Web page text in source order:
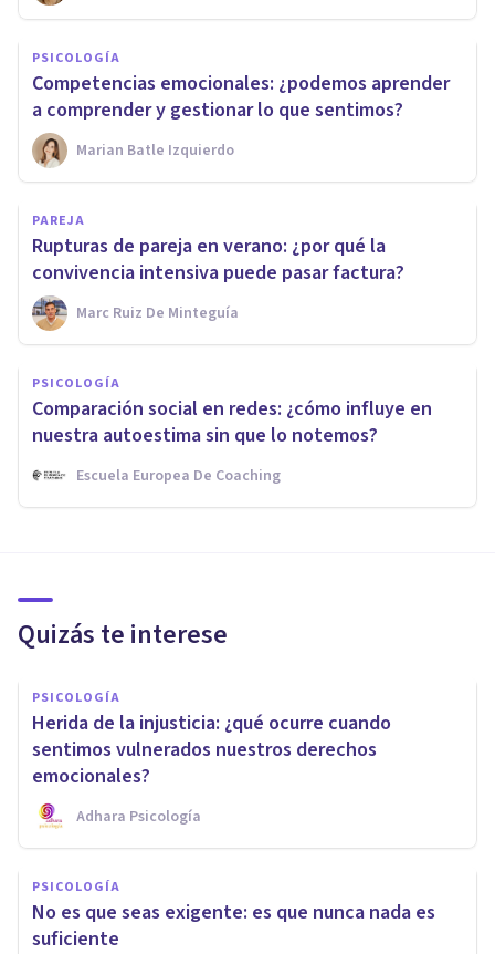
PSICOLOGÍA
Competencias emocionales: ¿podemos aprender
a comprender y gestionar lo que sentimos?
Marian Batle Izquierdo
PAREJA
Rupturas de pareja en verano: ¿por qué la
convivencia intensiva puede pasar factura?
Marc Ruiz De Minteguía
PSICOLOGÍA
Comparación social en redes: ¿cómo influye en
nuestra autoestima sin que lo notemos?
Escuela Europea De Coaching
Quizás te interese
PSICOLOGÍA
Herida de la injusticia: ¿qué ocurre cuando
sentimos vulnerados nuestros derechos
emocionales?
Adhara Psicología
PSICOLOGÍA
No es que seas exigente: es que nunca nada es
suficiente